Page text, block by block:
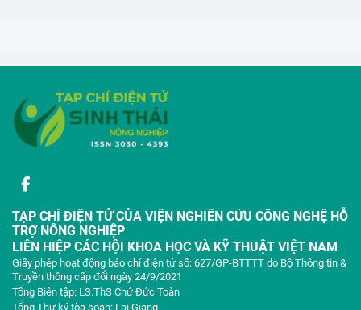
TẠP CHÍ ĐIỆN TỬ CỦA VIỆN NGHIÊN CỨU CÔNG NGHỆ HỖ
TRỢ NÔNG NGHIỆP
LIÊN HIỆP CÁC HỘI KHOA HỌC VÀ KỸ THUẬT VIỆT NAM
Giấy phép hoạt động báo chí điện tử số: 627/GP-BTTTT do Bộ Thông tin &
Truyền thông cấp đổi ngày 24/9/2021
Tổng Biên tập: LS.ThS Chử Đức Toàn
Tổng Thư ký tòa soạn: Lại Giang